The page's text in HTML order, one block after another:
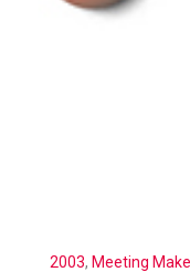
2003, Meeting